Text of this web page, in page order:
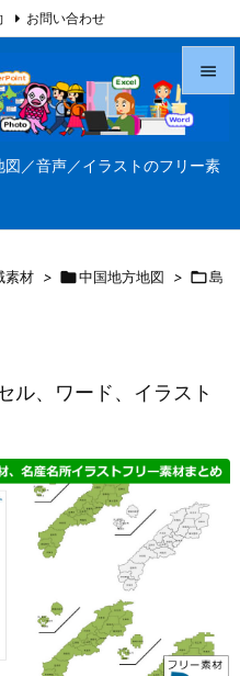
／音声／イラストのフリー素




お問い合わせ
素材 > 中国地方地図 > 島
ル、ワード、イラスト